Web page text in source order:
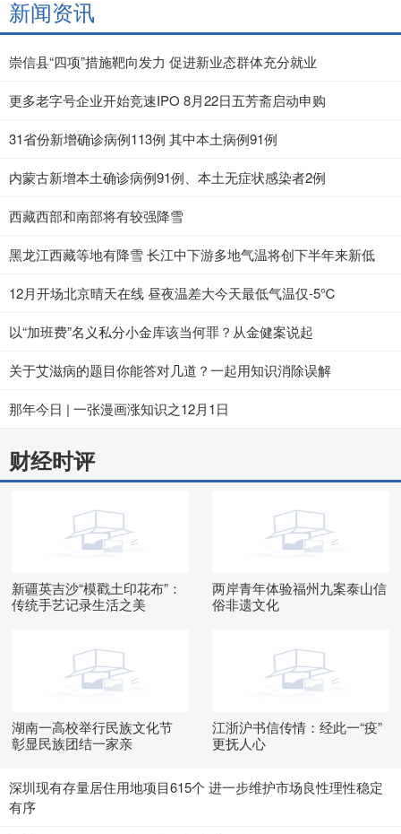
新闻资讯
崇信县“四项”措施靶向发力 促进新业态群体充分就业
更多老字号企业开始竞速IPO 8月22日五芳斋启动申购
31省份新增确诊病例113例 其中本土病例91例
内蒙古新增本土确诊病例91例、本土无症状感染者2例
西藏西部和南部将有较强降雪
黑龙江西藏等地有降雪 长江中下游多地气温将创下半年来新低
12月开场北京晴天在线 昼夜温差大今天最低气温仅-5℃
以“加班费”名义私分小金库该当何罪？从金健案说起
关于艾滋病的题目你能答对几道？一起用知识消除误解
那年今日 | 一张漫画涨知识之12月1日
财经时评
新疆英吉沙“模戳土印花布”：
传统手艺记录生活之美
两岸青年体验福州九案泰山信
俗非遗文化
湖南一高校举行民族文化节
彰显民族团结一家亲
江浙沪书信传情：经此一“疫”
更抚人心
深圳现有存量居住用地项目615个 进一步维护市场良性理性稳定
有序